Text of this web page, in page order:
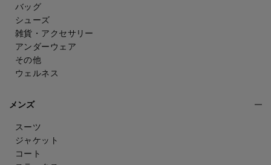
バッグ
シューズ
雑貨・アクセサリー
アンダーウェア
その他
ウェルネス
メンズ
スーツ
ジャケット
コート